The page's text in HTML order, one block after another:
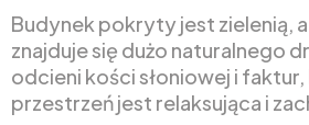
Budynek pokryty jest zielenią,
znajduje się dużo naturalnego
odcieni kości słoniowej i
przestrzeń jest relaksująca i